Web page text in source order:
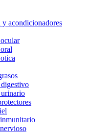
y acondicionadores